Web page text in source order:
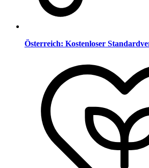
Österreich: Kostenloser